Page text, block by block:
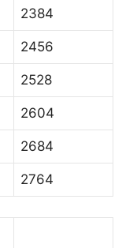
2384
2456
2528
2604
2684
2764